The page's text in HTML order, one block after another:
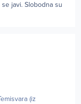
se javi. Slobodna su
(iz